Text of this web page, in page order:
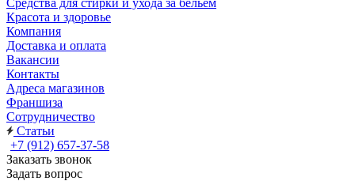
Средства для стирки и ухода за бельем
Красота и здоровье
Компания
Доставка и оплата
Вакансии
Контакты
Адреса магазинов
Франшиза
Сотрудничество
Статьи
+7 (912) 657-37-58
Заказать звонок
Задать вопрос